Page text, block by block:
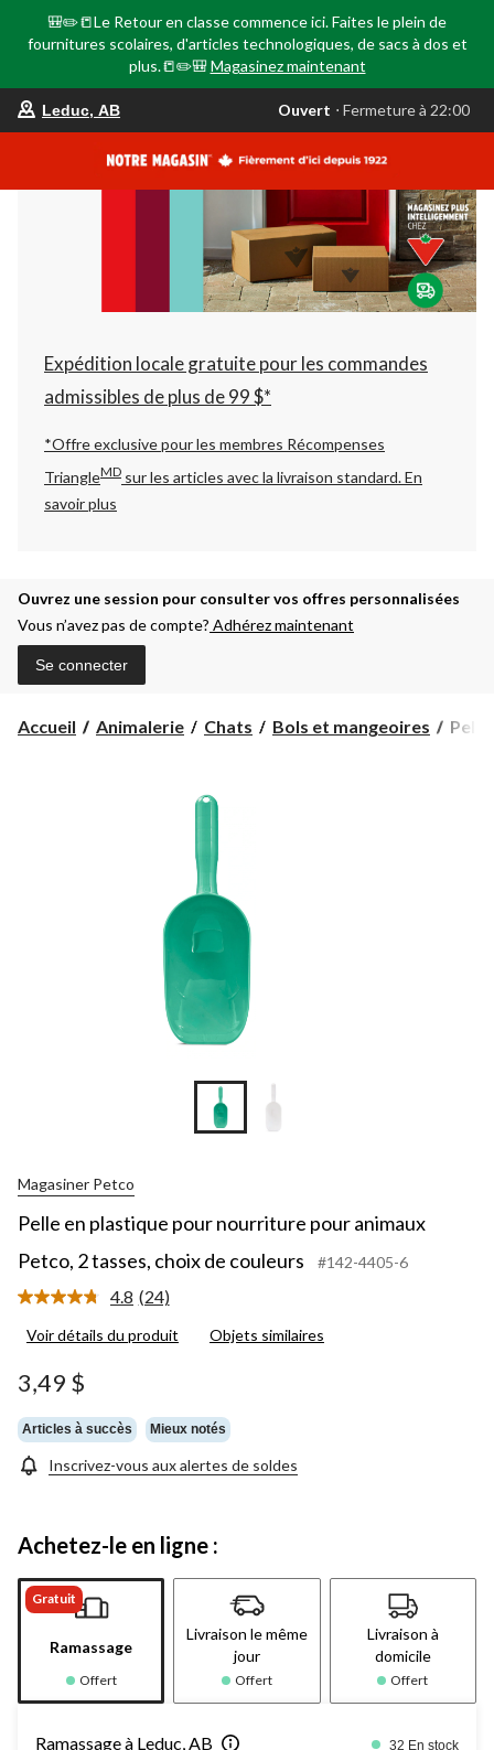
🎒✏️📒Le Retour en classe commence ici. Faites le plein de
fournitures scolaires, d'articles technologiques, de sacs à dos et
plus.📒✏️🎒 Magasinez maintenant
votre
est
AB,
Ouvert,
Fermeture
à
22:00
changer
Leduc, AB Ouvert ⋅ Fermeture à 22:00
Expédition locale gratuite pour les commandes
admissibles de plus de 99 $*
*Offre exclusive pour les membres Récompenses
TriangleMD sur les articles avec la livraison standard.En
savoir plus
Ouvrez une session pour consulter vos offres personnalisées
Vous n’avez pas de compte? Adhérez maintenant
Se connecter
Accueil Animalerie Chats Bols et mangeoires
Pelle
Magasiner Petco
Pelle en plastique pour nourriture pour animaux
Petco, 2 tasses, choix de couleurs
#142-4405-6
4.8 Lire
24
même
page.
(24)
Voir détails du produit Objets similaires
3,49 $
Articles à succès Mieux notés
Inscrivez-vous aux alertes de soldes
Achetez-le en ligne :
Gratuit
Ramassage
Offert
Livraison le même
jour
Offert
Livraison à
domicile
Offert
Ramassage à Leduc, AB 32 En stock